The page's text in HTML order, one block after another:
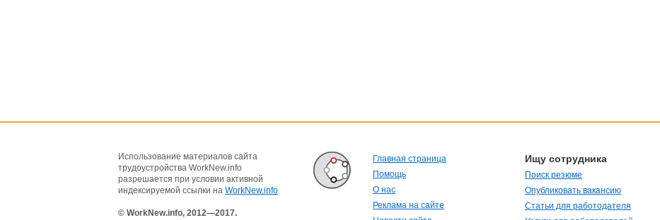
Использование материалов сайта
трудоустройства WorkNew.info
разрешается при условии активной
индексируемой ссылки на WorkNew.info
© WorkNew.info, 2012—2017.
Главная страница
Помощь
О нас
Реклама на сайте
Ищу сотрудника
Поиск резюме
Опубликовать вакансию
Статьи для работодателя